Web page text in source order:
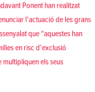
Ponent han realitzat
l’actuació de les grans
que “aquestes han
en risc d’exclusió
els seus